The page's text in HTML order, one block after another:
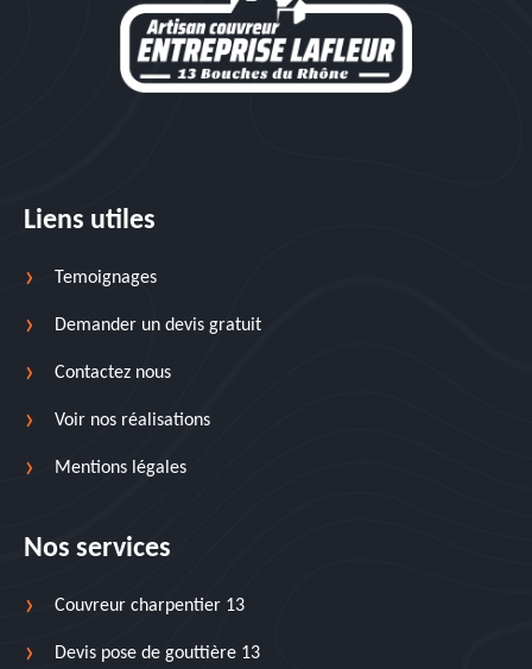
Liens utiles
Temoignages
Demander un devis gratuit
Contactez nous
Voir nos réalisations
Mentions légales
Nos services
Couvreur charpentier 13
Devis pose de gouttière 13